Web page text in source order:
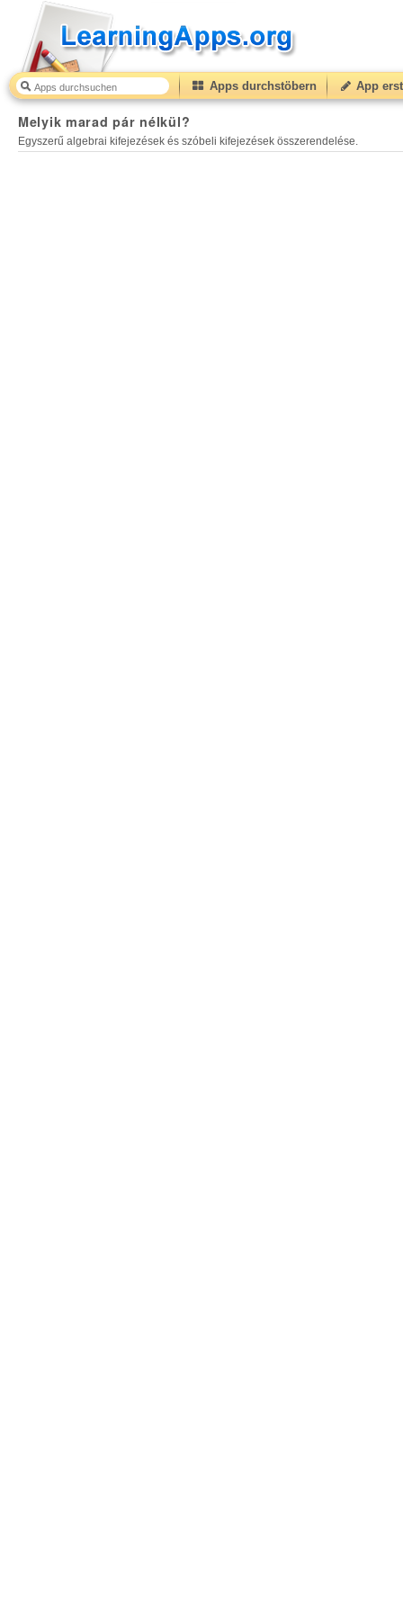
Apps durchstöbern App
Melyik marad pár nélkül?
Egyszerű algebrai kifejezések és szóbeli kifejezések összerendelése.
Melyik marad pár nélkül? 30(from10 to 50) based on